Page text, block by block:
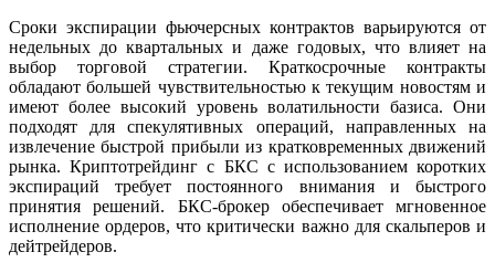
Сроки экспирации фьючерсных контрактов варьируются от
недельных до квартальных и даже годовых, что влияет на
выбор торговой стратегии. Краткосрочные контракты
обладают большей чувствительностью к текущим новостям и
имеют более высокий уровень волатильности базиса. Они
подходят для спекулятивных операций, направленных на
извлечение быстрой прибыли из кратковременных движений
рынка. Криптотрейдинг с БКС с использованием коротких
экспираций требует постоянного внимания и быстрого
принятия решений. БКС-брокер обеспечивает мгновенное
исполнение ордеров, что критически важно для скальперов и
дейтрейдеров.